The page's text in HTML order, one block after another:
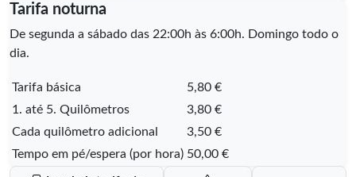
Tarifa noturna
De segunda a sábado das 22:00h às 6:00h. Domingo todo o
dia.
Tarifa básica
5,80 €
1. até 5. Quilômetros
3,80 €
Cada quilômetro adicional
3,50 €
Tempo em pé/espera (por hora) 50,00 €